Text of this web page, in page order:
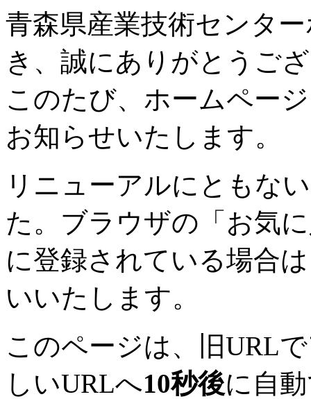
青森県産業技術センタ
き、誠にありがとうご
このたび、ホームペー
お知らせいたします。
リニューアルにともな
た。ブラウザの「お気
に登録されている場合
いいたします。
このページは、旧URL
しいURLへ10秒後に自